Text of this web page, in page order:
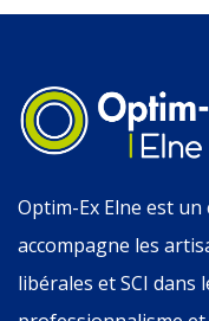
Optim-Ex Elne est
accompagne les
libérales et SCI dans